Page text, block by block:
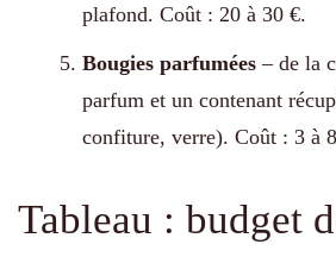
plafond. Coût : 20 à 30 €.
Bougies parfumées – de la
parfum et un contenant
confiture, verre). Coût : 3 à
Tableau : budget